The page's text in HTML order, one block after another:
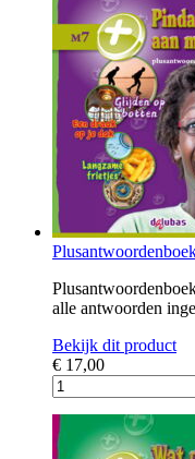
alle antwoorden
Bekijk dit product
€ 17,00